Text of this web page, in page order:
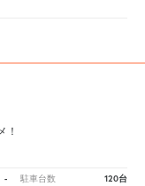
！
- 駐車台数 120台